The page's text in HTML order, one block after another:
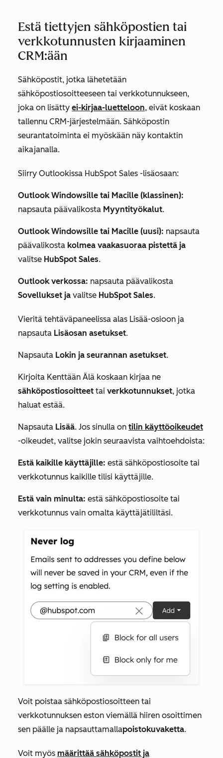
Estä tiettyjen sähköpostien tai
verkkotunnusten kirjaaminen
CRM:ään
Sähköpostit, jotka lähetetään
sähköpostiosoitteeseen tai verkkotunnukseen,
joka on lisätty ei-kirjaa-luetteloon, eivät koskaan
tallennu CRM-järjestelmään. Sähköpostin
seurantatoiminta ei myöskään näy kontaktin
aikajanalla.
Siirry Outlookissa HubSpot Sales -lisäosaan:
Outlook Windowsille tai Macille (klassinen):
napsauta päävalikosta Myyntityökalut.
Outlook Windowsille tai Macille (uusi): napsauta
päävalikosta kolmea vaakasuoraa pistettä ja
valitse HubSpot Sales.
Outlook verkossa: napsauta päävalikosta
Sovellukset ja valitse HubSpot Sales.
Vieritä tehtäväpaneelissa alas Lisää-osioon ja
napsauta Lisäosan asetukset.
Napsauta Lokin ja seurannan asetukset.
Kirjoita Kenttään Älä koskaan kirjaa ne
sähköpostiosoitteet tai verkkotunnukset, jotka
haluat estää.
Napsauta Lisää. Jos sinulla on tilin käyttöoikeudet
-oikeudet, valitse jokin seuraavista vaihtoehdoista:
Estä kaikille käyttäjille: estä sähköpostiosoite tai
verkkotunnus kaikille tilisi käyttäjille.
Estä vain minulta: estä sähköpostiosoite tai
verkkotunnus vain omalta käyttäjätililtäsi.
Voit poistaa sähköpostiosoitteen tai
verkkotunnuksen eston viemällä hiiren osoittimen
sen päälle ja napsauttamallapoistokuvaketta.
Voit myös määrittää sähköpostit ja